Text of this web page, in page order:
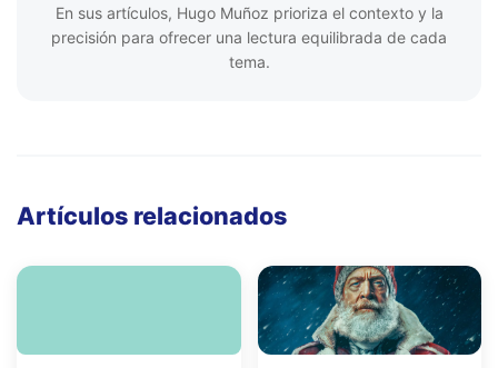
En sus artículos, Hugo Muñoz prioriza el contexto y la
precisión para ofrecer una lectura equilibrada de cada
tema.
Artículos relacionados